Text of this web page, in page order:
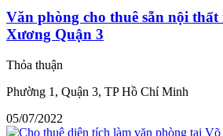
Văn phòng cho thuê sẵn nội
Xương Quận 3
Thỏa thuận
Phường 1, Quận 3, TP Hồ Chí Minh
05/07/2022